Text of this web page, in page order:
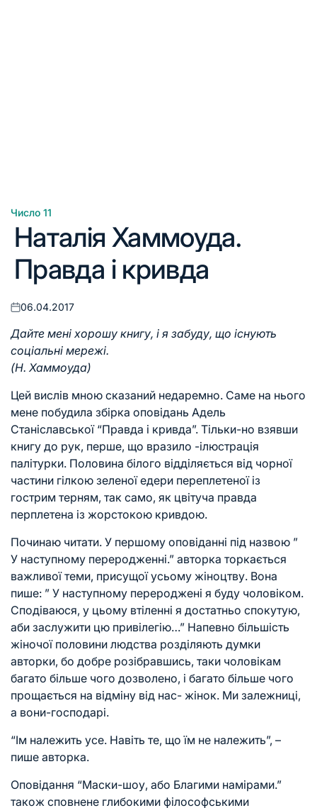
Опублікувати
Число 11
Наталія Хаммоуда.
Правда і кривда
Оприлюднено
06.04.2017
Дайте мені хорошу книгу, і я забуду, що існують
соціальні мережі.
(Н. Хаммоуда)
Цей вислів мною сказаний недаремно. Саме на нього
мене побудила збірка оповідань Адель
Станіславської “Правда і кривда”. Тільки-но взявши
книгу до рук, перше, що вразило -ілюстрація
палітурки. Половина білого відділяється від чорної
частини гілкою зеленої едери переплетеної із
гострим терням, так само, як цвітуча правда
перплетена із жорстокою кривдою.
Починаю читати. У першому оповіданні під назвою ”
У наступному переродженні.” авторка торкається
важливої теми, присущої усьому жіноцтву. Вона
пише: ” У наступному перероджені я буду чоловіком.
Сподіваюся, у цьому втіленні я достатньо спокутую,
аби заслужити цю привілегію…” Напевно більшість
жіночої половини людства розділяють думки
авторки, бо добре розібравшись, таки чоловікам
багато більше чого дозволено, і багато більше чого
прощається на відміну від нас- жінок. Ми залежниці,
а вони-господарі.
“Ім належить усе. Навіть те, що їм не належить”, –
пише авторка.
Оповідання “Маски-шоу, або Благими намірами.”
також сповнене глибокими філософськими